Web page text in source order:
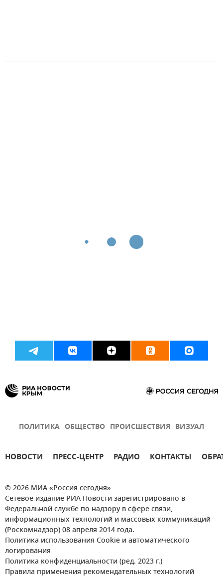
ПОЛИТИКА ОБЩЕСТВО ПРОИСШЕСТВИЯ ВИЗУАЛ
НОВОСТИ ПРЕСС-ЦЕНТР РАДИО КОНТАКТЫ
© 2026 МИА «Россия сегодня»
Сетевое издание РИА Новости зарегистрировано в
Федеральной службе по надзору в сфере связи,
информационных технологий и массовых коммуникаций
(Роскомнадзор) 08 апреля 2014 года.
Политика использования Cookie и автоматического
логирования
Политика конфиденциальности (ред. 2023 г.)
Правила применения рекомендательных технологий